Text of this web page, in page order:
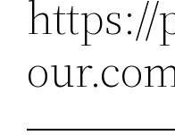
https://